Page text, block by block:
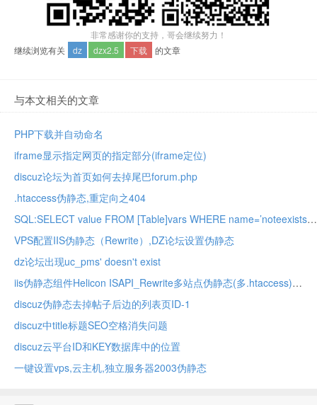
非常感谢你的支持，哥会继续努力！
继续浏览有关
dz dzx2.5 下载 的文章
与本文相关的文章
PHP下载并自动命名
iframe显示指定网页的指定部分(iframe定位)
discuz论坛为首页如何去掉尾巴forum.php
.htaccess伪静态,重定向之404
SQL:SELECT value FROM [Table]vars WHERE name=’noteexists′ no database selected
VPS配置IIS伪静态（Rewrite）,DZ论坛设置伪静态
dz论坛出现uc_pms' doesn't exist
iis伪静态组件Helicon ISAPI_Rewrite多站点伪静态(多.htaccess)
discuz伪静态去掉帖子后边的列表页ID-1
discuz中title标题SEO空格消失问题
discuz云平台ID和KEY数据库中的位置
一键设置vps,云主机,独立服务器2003伪静态